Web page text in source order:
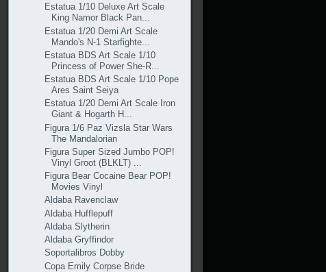
Estatua 1/10 Deluxe Art Scale
King Namor Black Pan...
Estatua 1/20 Demi Art Scale
Mando's N-1 Starfighte...
Estatua BDS Art Scale 1/10
Princess of Power She-R...
Estatua BDS Art Scale 1/10 Pope
Ares Saint Seiya
Estatua 1/20 Demi Art Scale Iron
Giant & Hogarth H...
Figura 1/6 Paz Vizsla Star Wars
The Mandalorian
Figura Super Sized Jumbo POP!
Vinyl Groot (BLKLT) ...
Figura Bear Cocaine Bear POP!
Movies Vinyl
Aldaba Ravenclaw
Aldaba Hufflepuff
Aldaba Slytherin
Aldaba Gryffindor
Soportalibros Dobby
Copa Emily Corpse Bride